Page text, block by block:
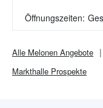
Öffnungszeiten:
Alle Melonen Angebote
Markthalle Prospekte